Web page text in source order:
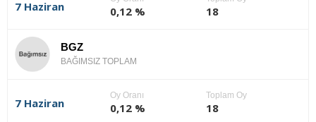
7 Haziran 0,12 % 18
BGZ
BAĞIMSIZ TOPLAM
7 Haziran
Oy Oranı
0,12 %
Toplam Oy
18